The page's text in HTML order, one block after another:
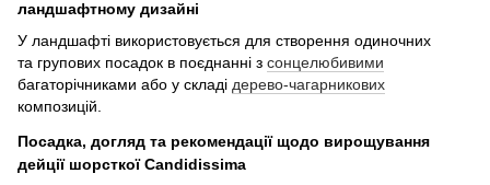
ландшафтному дизайні
У ландшафті використовується для створення одиночних
та групових посадок в поєднанні з сонцелюбивими
багаторічниками або у складі дерево-чагарникових
композицій.
Посадка, догляд та рекомендації щодо вирощування
дейції шорсткої Candidissima